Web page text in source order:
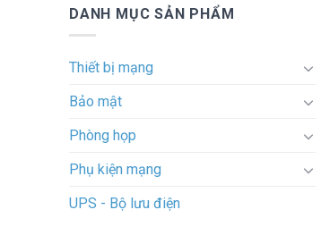
DANH MỤC SẢN PHẨM
Thiết bị mạng
Bảo mật
Phòng họp
Phụ kiện mạng
UPS - Bộ lưu điện